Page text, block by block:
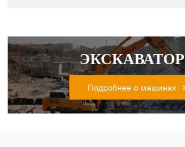
ЭКСКАВАТОР
Подробнее о машинах